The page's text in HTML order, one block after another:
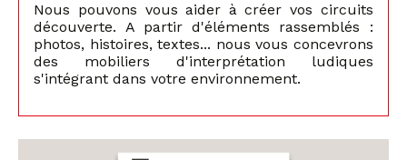
Nous pouvons vous aider à créer vos circuits
découverte. A partir d'éléments rassemblés :
photos, histoires, textes... nous vous concevrons
des mobiliers d'interprétation ludiques
s'intégrant dans votre environnement.